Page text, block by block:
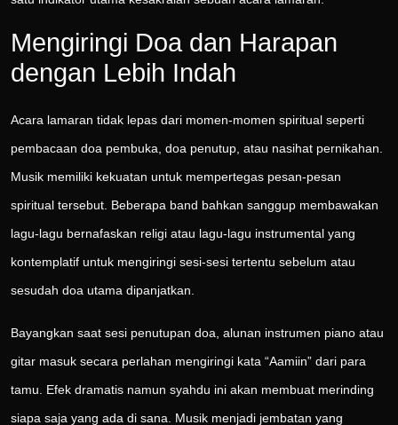
Mengiringi Doa dan Harapan
dengan Lebih Indah
Acara lamaran tidak lepas dari momen-momen spiritual seperti
pembacaan doa pembuka, doa penutup, atau nasihat pernikahan.
Musik memiliki kekuatan untuk mempertegas pesan-pesan
spiritual tersebut. Beberapa band bahkan sanggup membawakan
lagu-lagu bernafaskan religi atau lagu-lagu instrumental yang
kontemplatif untuk mengiringi sesi-sesi tertentu sebelum atau
sesudah doa utama dipanjatkan.
Bayangkan saat sesi penutupan doa, alunan instrumen piano atau
gitar masuk secara perlahan mengiringi kata “Aamiin” dari para
tamu. Efek dramatis namun syahdu ini akan membuat merinding
siapa saja yang ada di sana. Musik menjadi jembatan yang